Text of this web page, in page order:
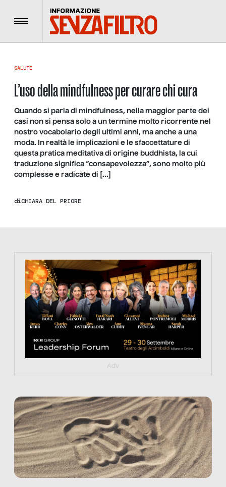
Menu
SALUTE
L’uso della mindfulness per curare chi cura
Quando si parla di mindfulness, nella maggior parte dei
casi non si pensa solo a un termine molto ricorrente nel
nostro vocabolario degli ultimi anni, ma anche a una
moda. In realtà le implicazioni e le sfaccettature di
questa pratica meditativa di origine buddhista, la cui
traduzione significa “consapevolezza”, sono molto più
complesse e radicate di […]
diCHIARA DEL PRIORE
https://tinyurl.com/363fvfm9
Adv